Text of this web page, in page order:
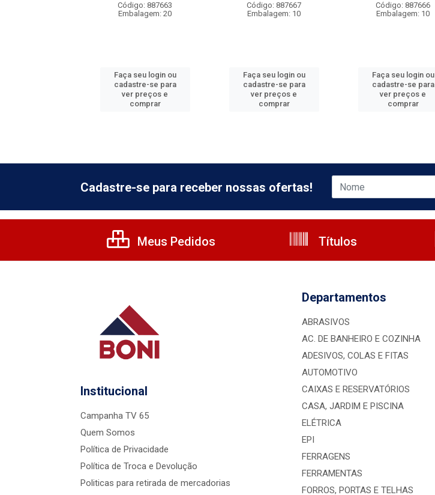
Código: 887663
Embalagem: 20
Faça seu login ou
cadastre-se para
ver preços e
comprar
Código: 887667
Embalagem: 10
Faça seu login ou
cadastre-se para
ver preços e
comprar
Código: 887666
Embalagem: 10
Faça seu login ou
cadastre-se para
ver preços e
comprar
Cadastre-se para receber nossas ofertas!
Meus Pedidos Títulos
Institucional
Campanha TV 65
Quem Somos
Política de Privacidade
Política de Troca e Devolução
Politicas para retirada de mercadorias
Departamentos
ABRASIVOS
AC. DE BANHEIRO E COZINHA
ADESIVOS, COLAS E FITAS
AUTOMOTIVO
CAIXAS E RESERVATÓRIOS
CASA, JARDIM E PISCINA
ELÉTRICA
EPI
FERRAGENS
FERRAMENTAS
FORROS, PORTAS E TELHAS